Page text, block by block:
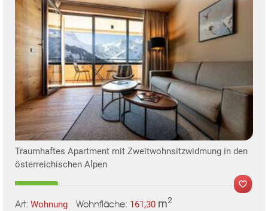
Traumhaftes Apartment mit Zweitwohnsitzwidmung in den
österreichischen Alpen
Art: Wohnung Wohnfläche: 161,30 m2